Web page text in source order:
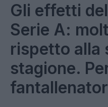
Gli effetti
Serie A:
rispetto alla
stagione.